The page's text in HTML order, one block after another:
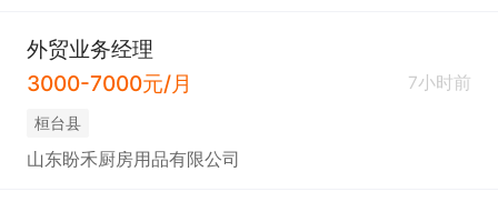
外贸业务经理
3000-7000元/月
7小时前
桓台县
山东盼禾厨房用品有限公司